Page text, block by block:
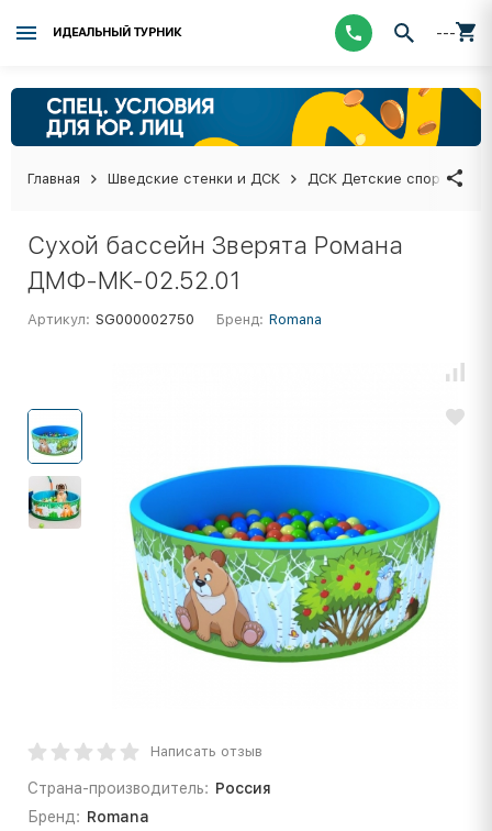
ИДЕАЛЬНЫЙ ТУРНИК ---
Главная Шведские стенки и ДСК ДСК Детские
Сухой бассейн Зверята Романа
ДМФ-МК-02.52.01
Артикул: SG000002750 Бренд: Romana
Написать отзыв
Страна-производитель: Россия
Бренд: Romana